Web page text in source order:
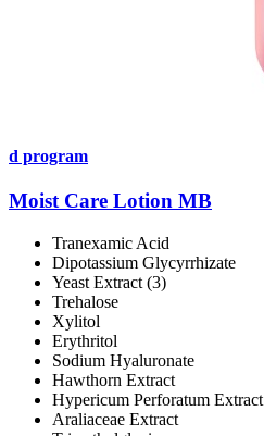
d program
Moist Care Lotion MB
Tranexamic Acid
Dipotassium Glycyrrhizate
Yeast Extract (3)
Trehalose
Xylitol
Erythritol
Sodium Hyaluronate
Hawthorn Extract
Hypericum Perforatum Extract
Araliaceae Extract